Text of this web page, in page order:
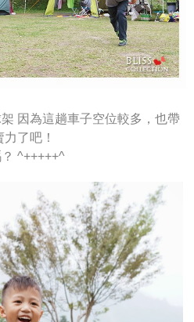
因為這趟車子空位較多，也帶
了吧！
^+++++^